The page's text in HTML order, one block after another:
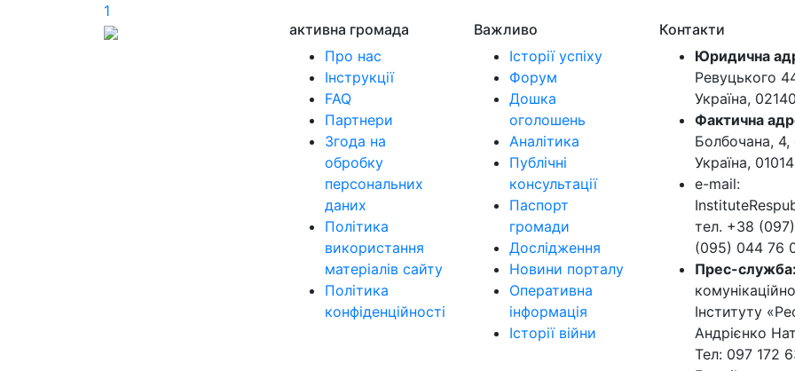
1
активна громада
Про нас
Інструкції
FAQ
Партнери
Згода на
обробку
персональних
даних
Політика
використання
матеріалів сайту
Політика
конфіденційності
Важливо
Історії успіху
Форум
Дошка
оголошень
Аналітика
Публічні
консультації
Паспорт
громади
Дослідження
Новини порталу
Оперативна
інформація
Історії війни
Контакти
Юридична
Ревуцького
Україна,
Фактична
Болбочана, 4,
Україна, 01014
e-mail:
тел. +38
(095) 044 76
Прес-
Інституту
Андрієнко
Тел: 097 172